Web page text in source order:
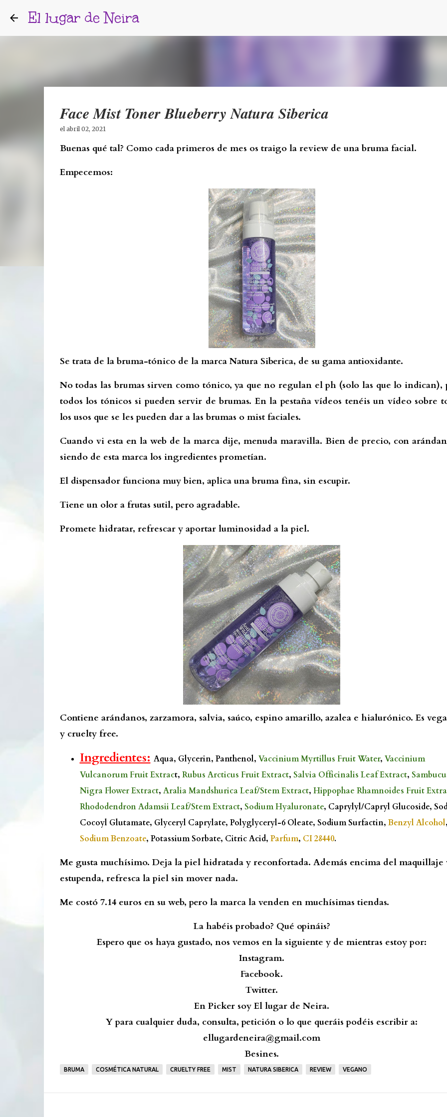
El lugar de Neira
Face Mist Toner Blueberry Natura Siberica
el abril 02, 2021
Buenas qué tal? Como cada primeros de mes os traigo la review de una bruma facial.
Empecemos:
Se trata de la bruma-tónico de la marca Natura Siberica, de su gama antioxidante.
No todas las brumas sirven como tónico, ya que no regulan el ph (solo las que lo indican),
todos los tónicos si pueden servir de brumas. En la pestaña vídeos tenéis un vídeo sobre
los usos que se les pueden dar a las brumas o mist faciales.
Cuando vi esta en la web de la marca dije, menuda maravilla. Bien de precio, con
siendo de esta marca los ingredientes prometían.
El dispensador funciona muy bien, aplica una bruma fina, sin escupir.
Tiene un olor a frutas sutil, pero agradable.
Promete hidratar, refrescar y aportar luminosidad a la piel.
Contiene arándanos, zarzamora, salvia, saúco, espino amarillo, azalea e hialurónico. Es
y cruelty free.
Ingredientes: Aqua, Glycerin, Panthenol, Vaccinium Myrtillus Fruit Water, Vaccinium
Vulcanorum Fruit Extract, Rubus Arcticus Fruit Extract, Salvia Officinalis Leaf Extract,
Nigra Flower Extract, Aralia Mandshurica Leaf/Stem Extract, Hippophae Rhamnoides Fruit
Rhododendron Adamsii Leaf/Stem Extract, Sodium Hyaluronate, Caprylyl/Capryl Glucoside,
Cocoyl Glutamate, Glyceryl Caprylate, Polyglyceryl-6 Oleate, Sodium Surfactin,Benzyl Alcohol,
Sodium Benzoate, Potassium Sorbate, Citric Acid, Parfum, CI 28440.
Me gusta muchísimo. Deja la piel hidratada y reconfortada. Además encima del maquillaje
estupenda, refresca la piel sin mover nada.
Me costó 7.14 euros en su web, pero la marca la venden en muchísimas tiendas.
La habéis probado? Qué opináis?
Espero que os haya gustado, nos vemos en la siguiente y de mientras estoy por:
Instagram.
Facebook.
Twitter.
En Picker soy El lugar de Neira.
Y para cualquier duda, consulta, petición o lo que queráis podéis escribir a:
ellugardeneira@gmail.com
Besines.
BRUMA COSMÉTICA NATURAL CRUELTY FREE MIST NATURA SIBERICA REVIEW VEGANO